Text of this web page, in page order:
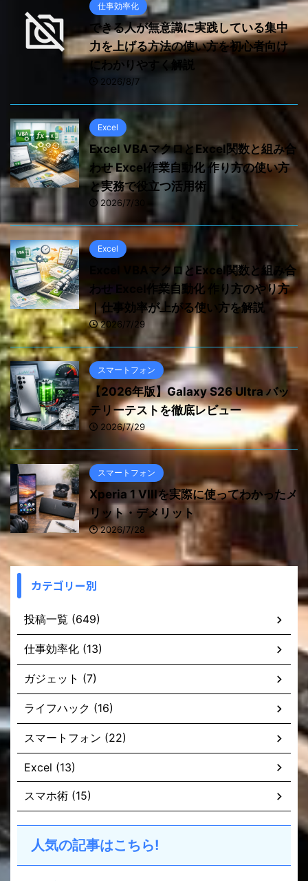
仕事効率化
できる人が無意識に実践している集中
力を上げる方法の使い方を初心者向け
にわかりやすく解説
2026/8/7
Excel
Excel VBAマクロとExcel関数と組み合
わせ Excel作業自動化 作り方の使い方
と実務で役立つ活用術
2026/7/30
Excel
Excel VBAマクロとExcel関数と組み合
わせ Excel作業自動化 作り方のやり方
｜仕事効率が上がる使い方を解説
2026/7/29
スマートフォン
【2026年版】Galaxy S26 Ultra バッ
テリーテストを徹底レビュー
2026/7/29
スマートフォン
Xperia 1 VIIIを実際に使ってわかったメ
リット・デメリット
2026/7/28
カテゴリー別
投稿一覧 (649)
仕事効率化 (13)
ガジェット (7)
ライフハック (16)
スマートフォン (22)
Excel (13)
スマホ術 (15)
人気の記事はこちら!